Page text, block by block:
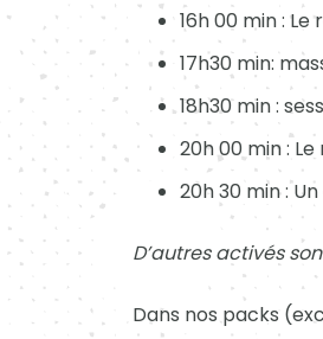
16h 00 min :
17h30 min:
18h30 min :
20h 00 min :
20h 30 min :
D’autres activés
Dans nos packs